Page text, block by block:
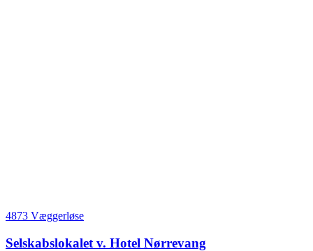
4873 Væggerløse
Selskabslokalet v. Hotel Nørrevang